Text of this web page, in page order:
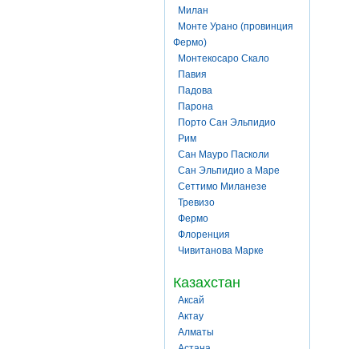
Милан
Монте Урано (провинция
Фермо)
Монтекосаро Скало
Павия
Падова
Парона
Порто Сан Эльпидио
Рим
Сан Мауро Пасколи
Сан Эльпидио а Маре
Сеттимо Миланезе
Тревизо
Фермо
Флоренция
Чивитанова Марке
Казахстан
Аксай
Актау
Алматы